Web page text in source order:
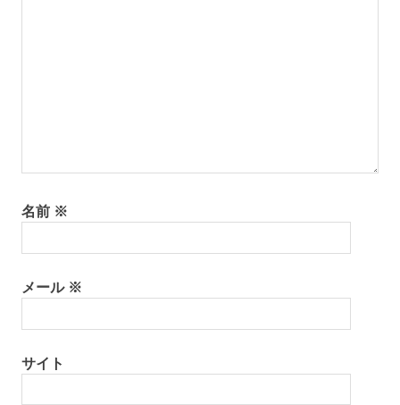
名前 ※
メール ※
サイト